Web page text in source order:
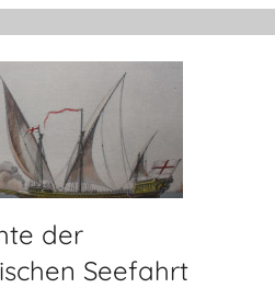
der
Seefahrt